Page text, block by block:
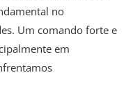
no
Um comando forte e
em